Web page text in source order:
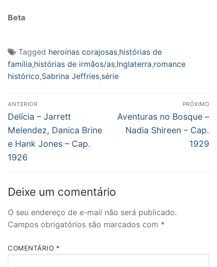
Beta
Tagged heroínas corajosas,histórias de
família,histórias de irmãos/as,Inglaterra,romance
histórico,Sabrina Jeffries,série
Navegação
de
Post
ANTERIOR
Post
anterior:
Delícia – Jarrett
Melendez, Danica Brine
e Hank Jones – Cap.
1926
PRÓXIMO
Próximo
post:
Aventuras no Bosque –
Nadia Shireen – Cap.
1929
Deixe um comentário
O seu endereço de e-mail não será publicado.
Campos obrigatórios são marcados com *
COMENTÁRIO *